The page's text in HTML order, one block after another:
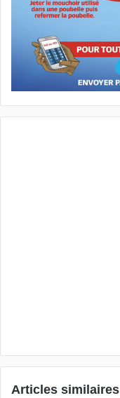
Articles similaires